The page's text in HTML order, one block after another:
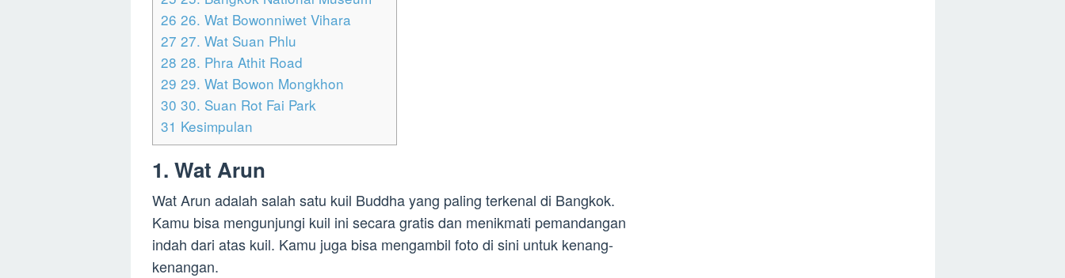
26 26. Wat Bowonniwet Vihara
27 27. Wat Suan Phlu
28 28. Phra Athit Road
29 29. Wat Bowon Mongkhon
30 30. Suan Rot Fai Park
31 Kesimpulan
1. Wat Arun
Wat Arun adalah salah satu kuil Buddha yang paling terkenal di Bangkok.
Kamu bisa mengunjungi kuil ini secara gratis dan menikmati pemandangan
indah dari atas kuil. Kamu juga bisa mengambil foto di sini untuk kenang-
kenangan.